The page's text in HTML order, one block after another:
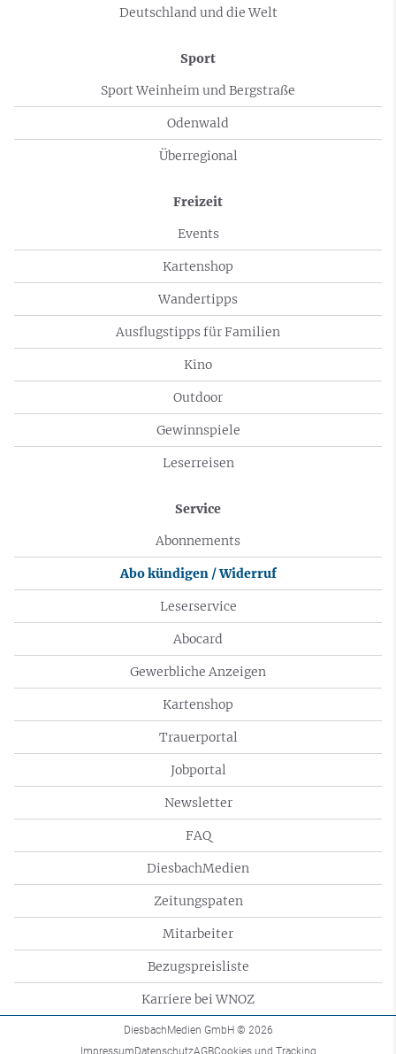
Deutschland und die Welt
Sport
Sport Weinheim und Bergstraße
Odenwald
Überregional
Freizeit
Events
Kartenshop
Wandertipps
Ausflugstipps für Familien
Kino
Outdoor
Gewinnspiele
Leserreisen
Service
Abonnements
Abo kündigen / Widerruf
Leserservice
Abocard
Gewerbliche Anzeigen
Kartenshop
Trauerportal
Jobportal
Newsletter
FAQ
DiesbachMedien
Zeitungspaten
Mitarbeiter
Bezugspreisliste
Karriere bei WNOZ
DiesbachMedien GmbH © 2026
ImpressumDatenschutzAGBCookies und Tracking